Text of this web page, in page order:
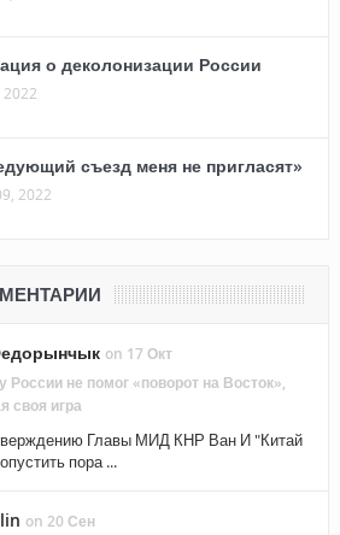
о деколонизации России
съезд меня не пригласят»
2022
on 17 Окт
России не помог «поворот на Восток»,
своя игра
Главы МИД КНР Ван И "Китай
пора ...
on 20 Сен